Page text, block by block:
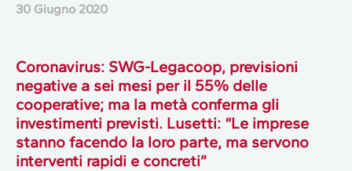
30 Giugno 2020
Coronavirus: SWG-Legacoop, previsioni
negative a sei mesi per il 55% delle
cooperative; ma la metà conferma gli
investimenti previsti. Lusetti: “Le imprese
stanno facendo la loro parte, ma servono
interventi rapidi e concreti”